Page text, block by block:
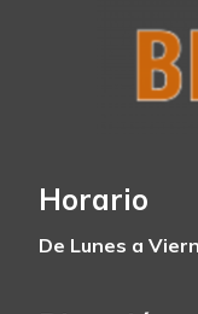
Horario
De Lunes a